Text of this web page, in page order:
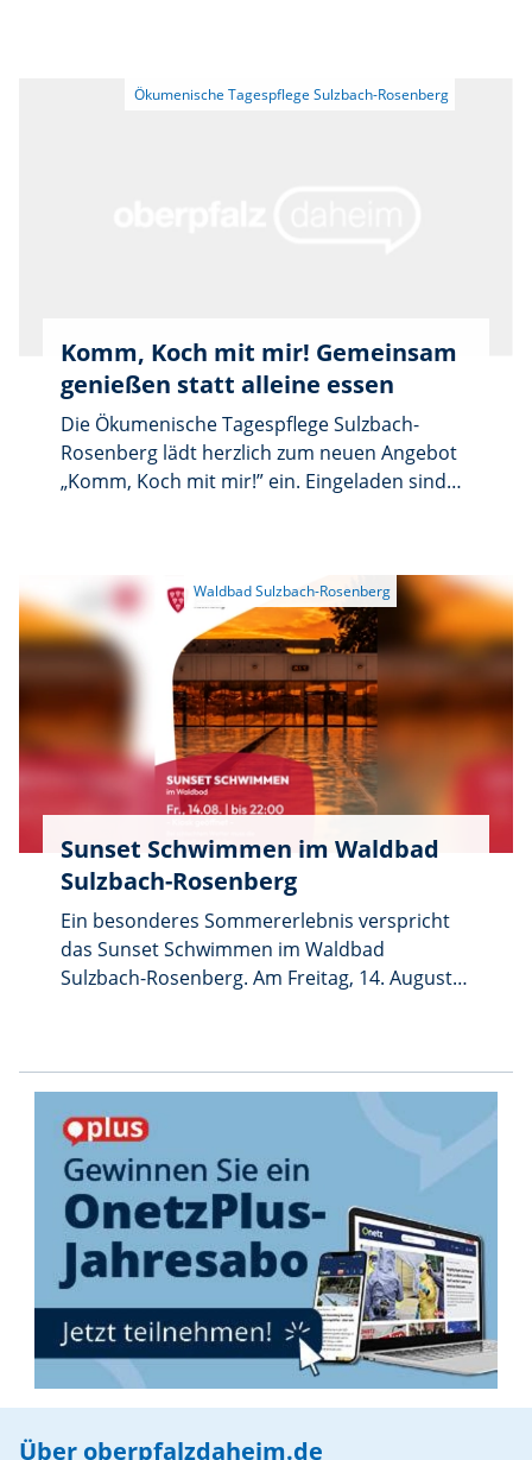
unter der Telefonnummer 09666/673 eine
Komm, Koch mit mir! Gemeinsam
genießen statt alleine essen
Die Ökumenische Tagespflege Sulzbach-
Rosenberg lädt herzlich zum neuen Angebot
„Komm, Koch mit mir!” ein. Eingeladen sind
gleich, ob mit viel Erfahrung oder einfach aus
Interesse.
Waldbad Sulzbach-Rosenberg
Sunset Schwimmen im Waldbad
Sulzbach-Rosenberg
Ein besonderes Sommererlebnis verspricht
das Sunset Schwimmen im Waldbad
Sulzbach-Rosenberg. Am Freitag, 14. August,
der Kiosk bis 22 Uhr geöffnet. Gäste können
den Tag bei einem Schwimmbadbesuch sowie
mit Snacks und Getränken ausklingen lassen.
Die Stadt Sulzbach-Rosenberg freut sich auf
zahlreiche Besucher und einen
stimmungsvollen Sommerabend im Waldbad.
Über oberpfalzdaheim.de